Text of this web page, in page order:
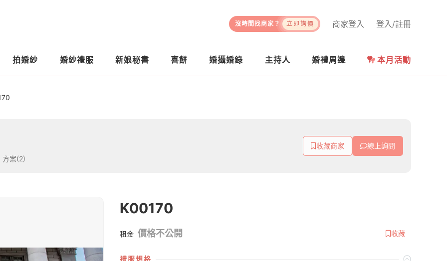
登入/註冊
商家登入
沒時間找商家？ 立即詢價
拍婚紗 婚紗禮服 新娘秘書 喜餅 婚攝婚錄 主持人 婚禮周邊 本月活動
方案(2)
收藏商家 線上詢問
K00170
租金 價格不公開 收藏
禮服規格